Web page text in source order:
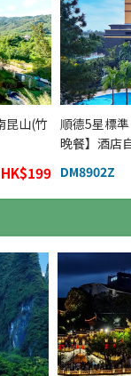
昆山(竹
HK$199
順德5星標
晚餐】酒店
DM8902Z